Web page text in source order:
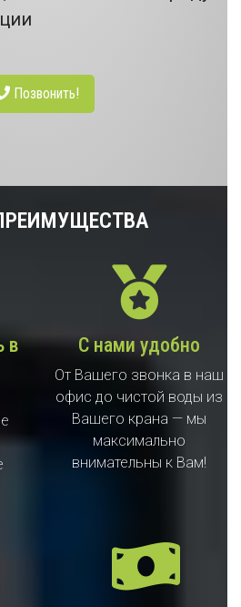
Позвонить!
в
С нами удобно
От Вашего звонка в наш
офис до чистой воды из
Вашего крана — мы
максимально
внимательны к Вам!